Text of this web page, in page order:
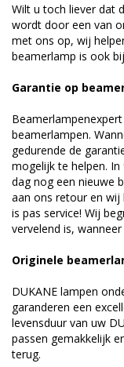
Wilt u toch liever dat
wordt door een van
met ons op, wij
beamerlamp is ook
Garantie op
beamerlampen.
gedurende de
mogelijk te helpen. In
dag nog een nieuwe
aan ons retour en wij
is pas service! Wij
vervelend is,
Originele
DUKANE lampen
garanderen een
levensduur van uw
passen gemakkelijk
terug.